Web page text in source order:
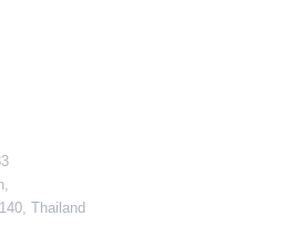
Thailand